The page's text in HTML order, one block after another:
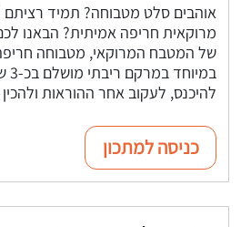
אוהבים סלט מטבוחה? תמיד
מרוקאית חריפה אמיתית? הבאנו
של המטבח המרוקאי, מטבוחה
להיכנס, לעקוב אחר ההוראות
כניסה למתכון